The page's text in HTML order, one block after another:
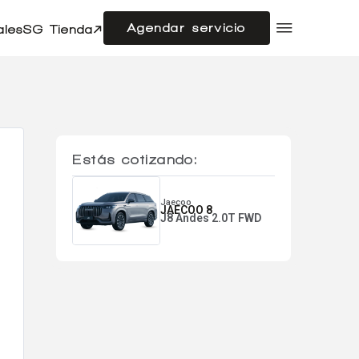
SG Tienda Agendar servicio
Centro de ayuda
Estás cotizando:
Jaecoo
JAECOO 8
J8 Andes 2.0T FWD